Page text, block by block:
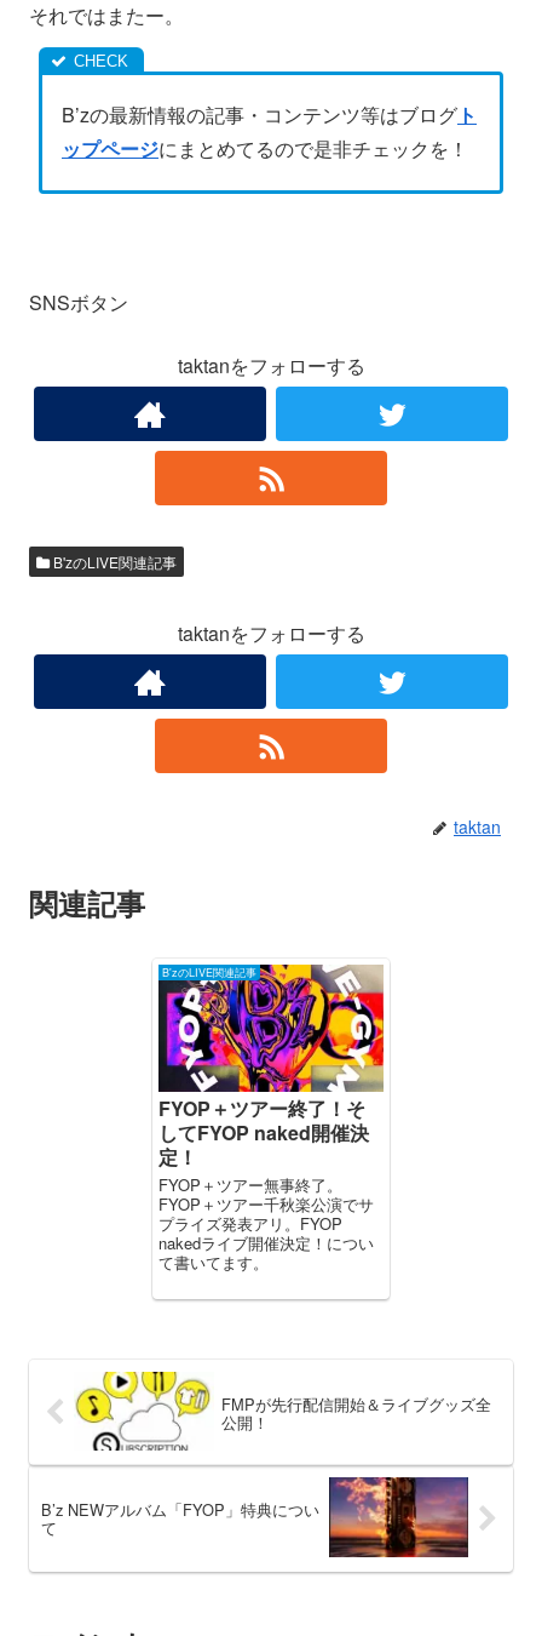
それではまたー。
B’zの最新情報の記事・コンテンツ等はブログ ト
ップページにまとめてるので是非チェックを！
SNSボタン
taktanをフォローする
B'zのLIVE関連記事
taktanをフォローする
taktan
関連記事
B'zのLIVE関連記事
FYOP＋ツアー終了！そ
してFYOP naked開催決
定！
FYOP＋ツアー無事終了。
FYOP＋ツアー千秋楽公演でサ
プライズ発表アリ。FYOP
nakedライブ開催決定！につい
て書いてます。
FMPが先行配信開始＆ライブグッズ全
公開！
B’z NEWアルバム「FYOP」特典につい
て